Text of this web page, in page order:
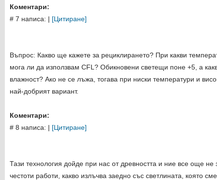
Коментари:
# 7 написа: | [Цитиране]
Въпрос: Какво ще кажете за рециклирането? При какви
мога ли да използвам CFL? Обикновени светещи поне +5, а
влажност? Ако не се лъжа, тогава при ниски температури и
най-добрият вариант.
Коментари:
# 8 написа: | [Цитиране]
Тази технология дойде при нас от древността и ние все още не
честоти работи, какво излъчва заедно със светлината, която